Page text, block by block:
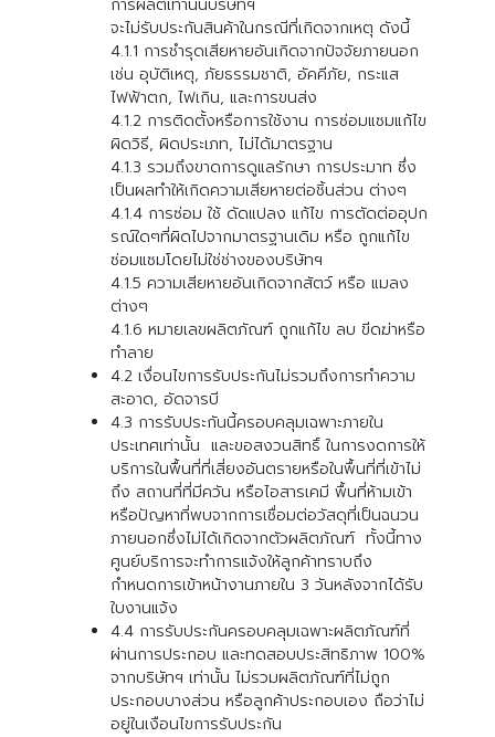
การผลิตเท่านั้นบริษัทฯ
จะไม่รับประกันสินค้าในกรณีที่เกิดจากเหตุ ดังนี้
4.1.1 การชำรุดเสียหายอันเกิดจากปัจจัยภายนอก
เช่น อุบัติเหตุ, ภัยธรรมชาติ, อัคคีภัย, กระแส
ไฟฟ้าตก, ไฟเกิน, และการขนส่ง
4.1.2 การติดตั้งหรือการใช้งาน การซ่อมแซมแก้ไข
ผิดวิธี, ผิดประเภท, ไม่ได้มาตรฐาน
4.1.3 รวมถึงขาดการดูแลรักษา การประมาท ซึ่ง
เป็นผลทำให้เกิดความเสียหายต่อชิ้นส่วน ต่างๆ
4.1.4 การซ่อม ใช้ ดัดแปลง แก้ไข การตัดต่ออุปก
รณ์ใดๆที่ผิดไปจากมาตรฐานเดิม หรือ ถูกแก้ไข
ซ่อมแซมโดยไม่ใช่ช่างของบริษัทฯ
4.1.5 ความเสียหายอันเกิดจากสัตว์ หรือ แมลง
ต่างๆ
4.1.6 หมายเลขผลิตภัณฑ์ ถูกแก้ไข ลบ ขีดฆ่าหรือ
ทำลาย
4.2 เงื่อนไขการรับประกันไม่รวมถึงการทำความ
สะอาด, อัดจารบี
4.3 การรับประกันนี้ครอบคลุมเฉพาะภายใน
ประเทศเท่านั้น และขอสงวนสิทธิ์ ในการงดการให้
บริการในพื้นที่ที่เสี่ยงอันตรายหรือในพื้นที่ที่เข้าไม่
ถึง สถานที่ที่มีควัน หรือไอสารเคมี พื้นที่ห้ามเข้า
หรือปัญหาที่พบจากการเชื่อมต่อวัสดุที่เป็นฉนวน
ภายนอกซึ่งไม่ได้เกิดจากตัวผลิตภัณฑ์ ทั้งนี้ทาง
ศูนย์บริการจะทำการแจ้งให้ลูกค้าทราบถึง
กำหนดการเข้าหน้างานภายใน 3 วันหลังจากได้รับ
ใบงานแจ้ง
4.4 การรับประกันครอบคลุมเฉพาะผลิตภัณฑ์ที่
ผ่านการประกอบ และทดสอบประสิทธิภาพ 100%
จากบริษัทฯ เท่านั้น ไม่รวมผลิตภัณฑ์ที่ไม่ถูก
ประกอบบางส่วน หรือลูกค้าประกอบเอง ถือว่าไม่
อยู่ในเงือนไขการรับประกัน